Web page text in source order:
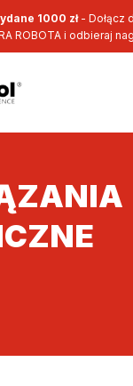
1000 zł- Dołącz
ROBOTA i odbieraj